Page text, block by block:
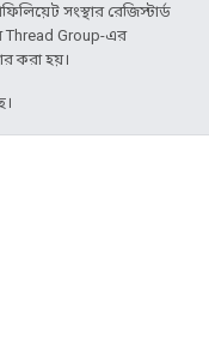
সংস্থার রেজিস্টার্ড
Thread Group-এর
করা হয়।